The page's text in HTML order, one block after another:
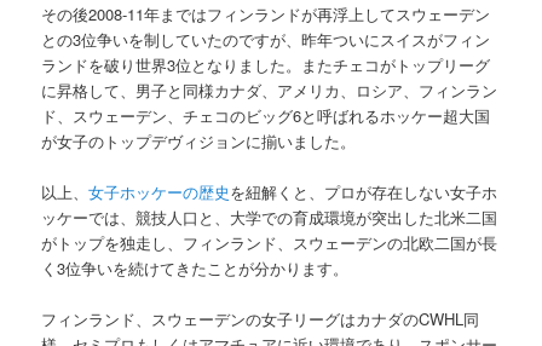
その後2008-11年まではフィンランドが再浮上してスウェーデン
との3位争いを制していたのですが、昨年ついにスイスがフィン
ランドを破り世界3位となりました。またチェコがトップリーグ
に昇格して、男子と同様カナダ、アメリカ、ロシア、フィンラン
ド、スウェーデン、チェコのビッグ6と呼ばれるホッケー超大国
が女子のトップデヴィジョンに揃いました。
以上、女子ホッケーの歴史を紐解くと、プロが存在しない女子ホ
ッケーでは、競技人口と、大学での育成環境が突出した北米二国
がトップを独走し、フィンランド、スウェーデンの北欧二国が長
く3位争いを続けてきたことが分かります。
フィンランド、スウェーデンの女子リーグはカナダのCWHL同